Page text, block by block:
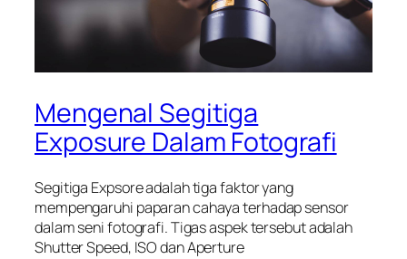
Mengenal Segitiga
Exposure Dalam Fotografi
Segitiga Expsore adalah tiga faktor yang
mempengaruhi paparan cahaya terhadap sensor
dalam seni fotografi. Tigas aspek tersebut adalah
Shutter Speed, ISO dan Aperture